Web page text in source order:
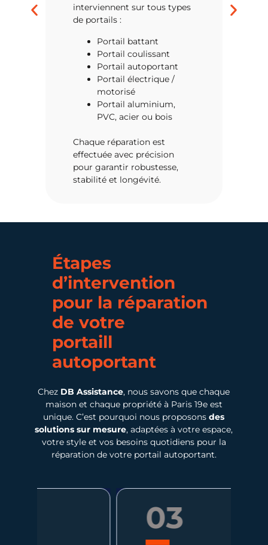
interviennent sur tous types
de portails :
Portail battant
Portail coulissant
Portail autoportant
Portail électrique /
motorisé
Portail aluminium,
PVC, acier ou bois
Chaque réparation est
effectuée avec précision
pour garantir robustesse,
stabilité et longévité.
Étapes
d’intervention
pour la réparation
de votre
portaill
autoportant
Chez DB Assistance, nous savons que chaque
maison et chaque propriété à Paris 19e est
unique. C’est pourquoi nous proposonsdes
solutions sur mesure, adaptées à votre espace,
votre style et vos besoins quotidiens pour la
réparation de votre portail autoportant.